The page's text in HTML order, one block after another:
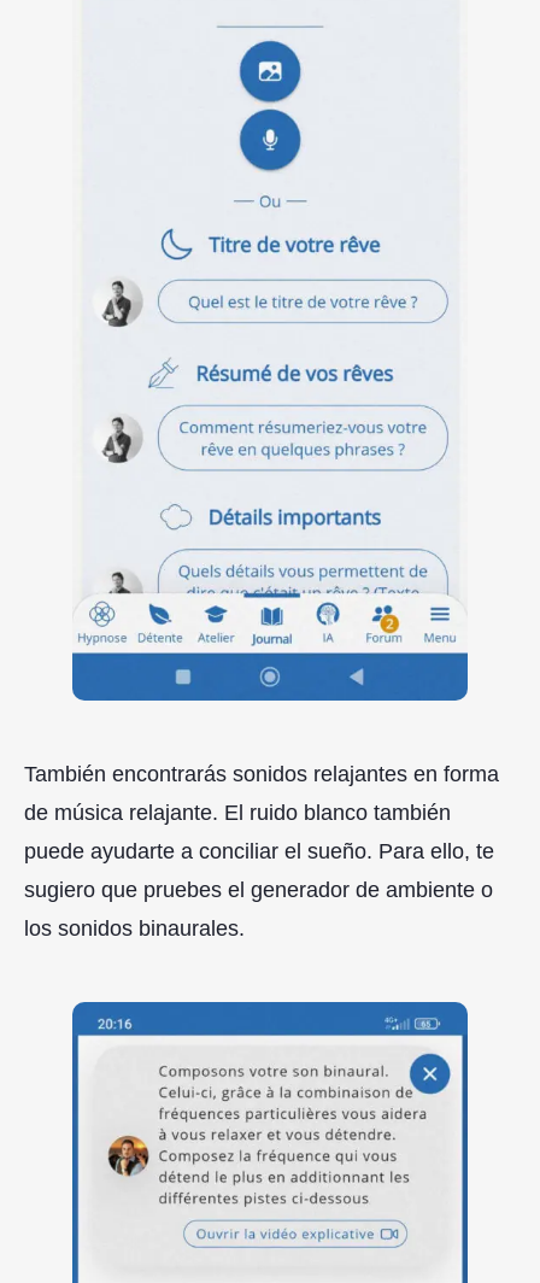
También encontrarás sonidos relajantes en forma
de música relajante. El ruido blanco también
puede ayudarte a conciliar el sueño. Para ello, te
sugiero que pruebes el generador de ambiente o
los sonidos binaurales.